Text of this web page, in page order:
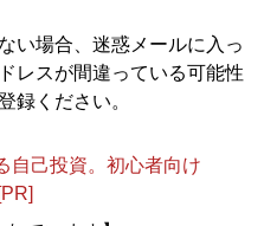
い場合、迷惑メールに入っ
レスが間違っている可能性
録ください。
自己投資。初心者向け